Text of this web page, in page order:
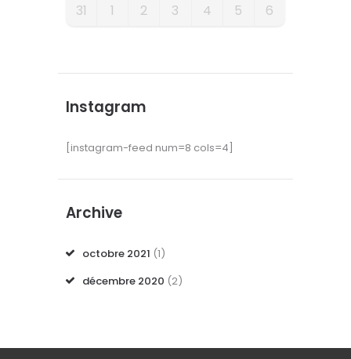
31
1 2 3 4 5 6
Instagram
[instagram-feed num=8 cols=4]
Archive
octobre 2021 (1)
décembre 2020 (2)